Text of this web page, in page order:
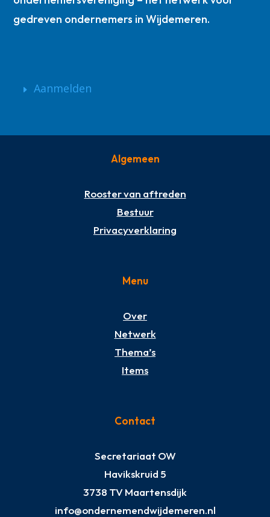
gedreven ondernemers in Wijdemeren.
Aanmelden
Algemeen
Rooster van aftreden
Bestuur
Privacyverklaring
Menu
Over
Netwerk
Thema’s
Items
Contact
Secretariaat OW
Havikskruid 5
3738 TV Maartensdijk
info@ondernemendwijdemeren.nl